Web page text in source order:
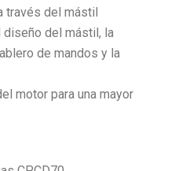
través del mástil
del mástil, la
de mandos y la
motor para una mayor